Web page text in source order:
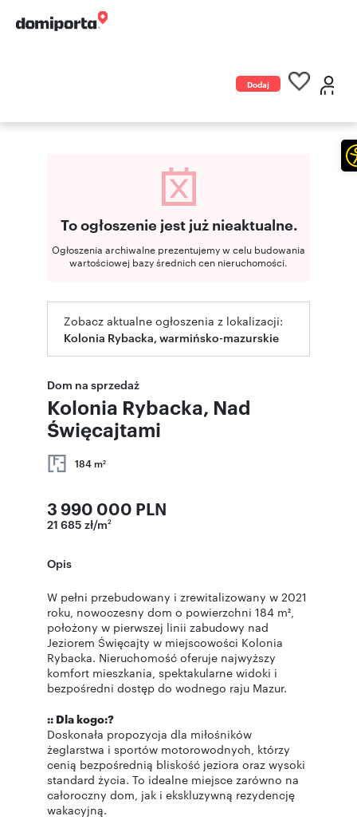
Dodaj
To ogłoszenie jest już nieaktualne.
Ogłoszenia archiwalne prezentujemy w celu budowania
wartościowej bazy średnich cen nieruchomości.
Zobacz aktualne ogłoszenia z lokalizacji:
Kolonia Rybacka, warmińsko-mazurskie
Dom na sprzedaż
Kolonia Rybacka, Nad
Święcajtami
184 m2
3 990 000 PLN
21 685 zł/m2
Opis
W pełni przebudowany i zrewitalizowany w 2021
roku, nowoczesny dom o powierzchni 184 m²,
położony w pierwszej linii zabudowy nad
Jeziorem Święcajty w miejscowości Kolonia
Rybacka. Nieruchomość oferuje najwyższy
komfort mieszkania, spektakularne widoki i
bezpośredni dostęp do wodnego raju Mazur.
:: Dla kogo:?
Doskonała propozycja dla miłośników
żeglarstwa i sportów motorowodnych, którzy
cenią bezpośrednią bliskość jeziora oraz wysoki
standard życia. To idealne miejsce zarówno na
całoroczny dom, jak i ekskluzywną rezydencję
wakacyjną.